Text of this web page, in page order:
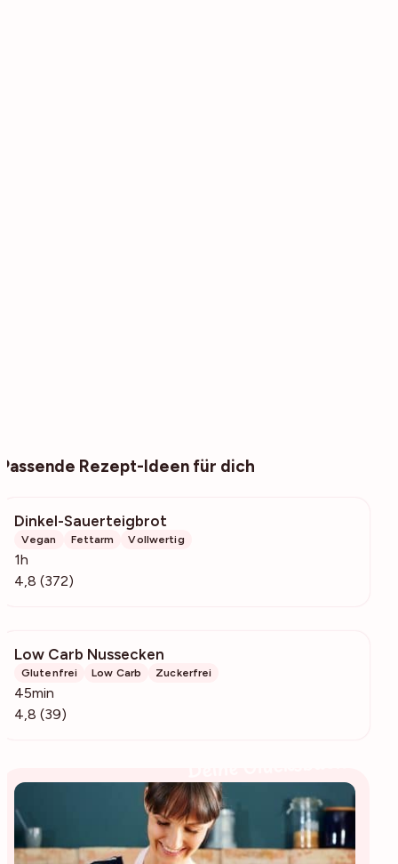
Passende Rezept-Ideen für dich
Dinkel-Sauerteigbrot
Vegan Fettarm Vollwertig
1h
4,8 (372)
Low Carb Nussecken
Glutenfrei Low Carb Zuckerfrei
45min
4,8 (39)